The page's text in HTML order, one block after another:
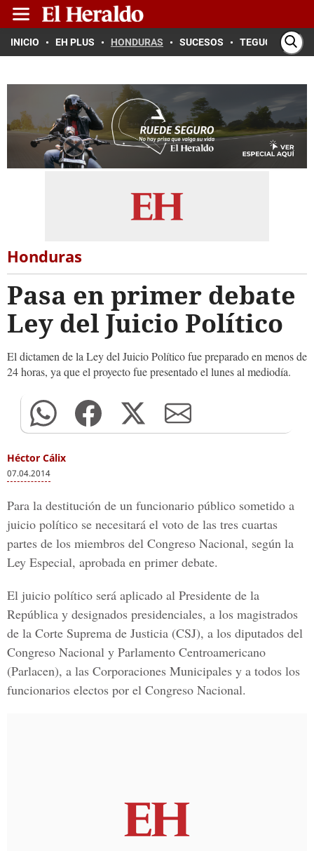
INICIO EH PLUS HONDURAS SUCESOS TEGUCIGALPA
Honduras
Pasa en primer debate
Ley del Juicio Político
El dictamen de la Ley del Juicio Político fue preparado en menos de
24 horas, ya que el proyecto fue presentado el lunes al mediodía.
Héctor Cálix
07.04.2014
Para la destitución de un funcionario público sometido a
juicio político se necesitará el voto de las tres cuartas
partes de los miembros del Congreso Nacional, según la
Ley Especial, aprobada en primer debate.
El juicio político será aplicado al Presidente de la
República y designados presidenciales, a los magistrados
de la Corte Suprema de Justicia (CSJ), a los diputados del
Congreso Nacional y Parlamento Centroamericano
(Parlacen), a las Corporaciones Municipales y a todos los
funcionarios electos por el Congreso Nacional.